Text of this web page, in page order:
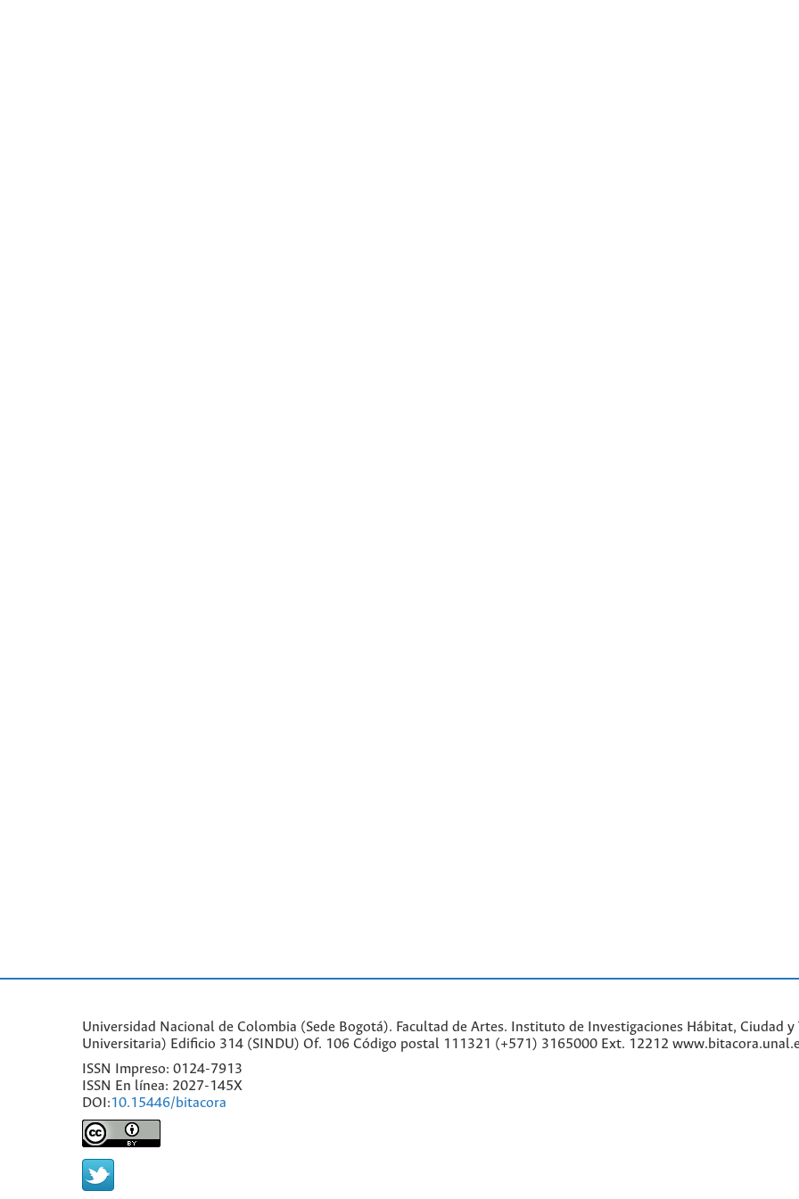
Universidad Nacional de Colombia (Sede Bogotá). Facultad de Artes. Instituto de Investigaciones Hábitat, Ciudad
Universitaria) Edificio 314 (SINDU) Of. 106 Código postal 111321 (+571) 3165000 Ext. 12212
ISSN Impreso: 0124-7913
ISSN En línea: 2027-145X
DOI:10.15446/bitacora